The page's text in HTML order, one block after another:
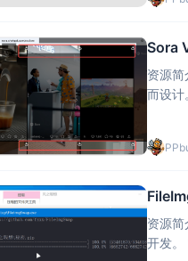
Sora
资源
而设计。 这款插件简化了下载流程，让用户可以轻松保存自己喜欢的Sora视频。Sora
资源
开发。 它可以轻松地将任意类型的文件（如文本、文档、压缩包等）转换为PNG图像，并且能从生成